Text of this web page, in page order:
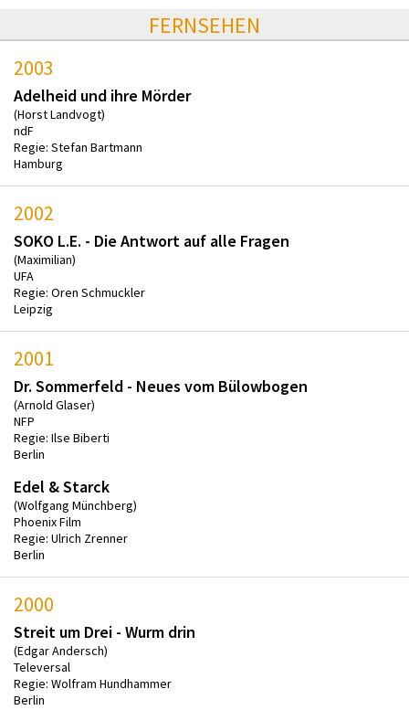
FERNSEHEN
2003
Adelheid und ihre Mörder
(Horst Landvogt)
ndF
Regie: Stefan Bartmann
Hamburg
2002
SOKO L.E. - Die Antwort auf alle Fragen
(Maximilian)
UFA
Regie: Oren Schmuckler
Leipzig
2001
Dr. Sommerfeld - Neues vom Bülowbogen
(Arnold Glaser)
NFP
Regie: Ilse Biberti
Berlin
Edel & Starck
(Wolfgang Münchberg)
Phoenix Film
Regie: Ulrich Zrenner
Berlin
2000
Streit um Drei - Wurm drin
(Edgar Andersch)
Televersal
Regie: Wolfram Hundhammer
Berlin